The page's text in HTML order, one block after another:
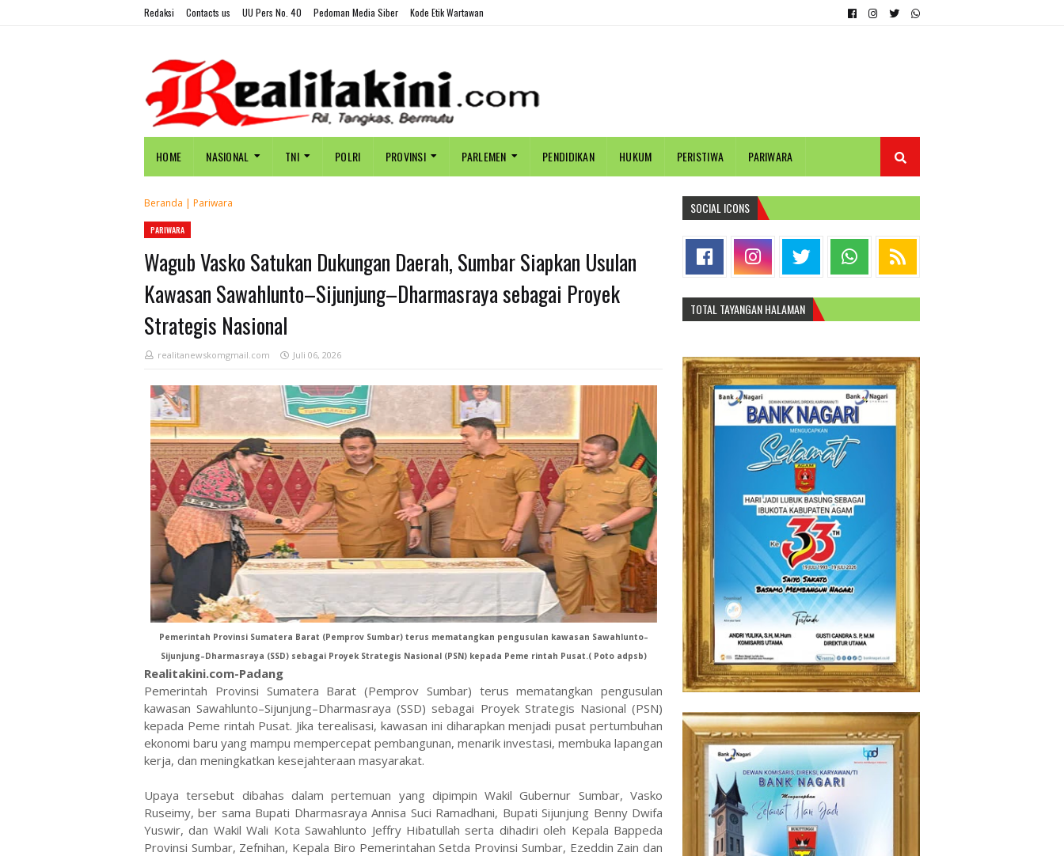
Redaksi Contacts us UU Pers No. 40 Pedoman Media Siber Kode Etik Wartawan
HOME NASIONAL TNI POLRI PROVINSI PARLEMEN PENDIDIKAN HUKUM PERISTIWA PARIWARA
Beranda | Pariwara
PARIWARA
Wagub Vasko Satukan Dukungan Daerah, Sumbar Siapkan Usulan
Kawasan Sawahlunto–Sijunjung–Dharmasraya sebagai Proyek
Strategis Nasional
realitanewskomgmail.com Juli 06, 2026
Pemerintah Provinsi Sumatera Barat (Pemprov Sumbar) terus mematangkan pengusulan kawasan Sawahlunto–
Sijunjung–Dharmasraya (SSD) sebagai Proyek Strategis Nasional (PSN) kepada Peme rintah Pusat.( Poto adpsb)
Realitakini.com-Padang
Pemerintah Provinsi Sumatera Barat (Pemprov Sumbar) terus mematangkan pengusulan
kawasan Sawahlunto–Sijunjung–Dharmasraya (SSD) sebagai Proyek Strategis Nasional (PSN)
kepada Peme rintah Pusat. Jika terealisasi, kawasan ini diharapkan menjadi pusat pertumbuhan
ekonomi baru yang mampu mempercepat pembangunan, menarik investasi, membuka lapangan
kerja, dan meningkatkan kesejahteraan masyarakat.
Upaya tersebut dibahas dalam pertemuan yang dipimpin Wakil Gubernur Sumbar, Vasko
Ruseimy, ber sama Bupati Dharmasraya Annisa Suci Ramadhani, Bupati Sijunjung Benny Dwifa
Yuswir, dan Wakil Wali Kota Sawahlunto Jeffry Hibatullah serta dihadiri oleh Kepala Bappeda
Provinsi Sumbar, Zefnihan, Kepala Biro Pemerintahan Setda Provinsi Sumbar, Ezeddin Zain dan
SOCIAL ICONS
TOTAL TAYANGAN HALAMAN